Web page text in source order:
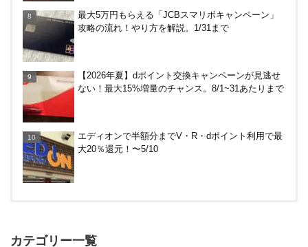
術を総ざらい
つ
最大5万円もらえる「JCBスマリボキャンペーン」
攻略の流れ！やり方を解説。1/31まで
【2026年夏】dポイント交換キャンペーンが見逃せ
ない！最大15%増量のチャンス。8/1~31あたりまで
エディオンで半額分までV・R・dポイント利用で最
大20％還元！〜5/10
カテゴリー一覧